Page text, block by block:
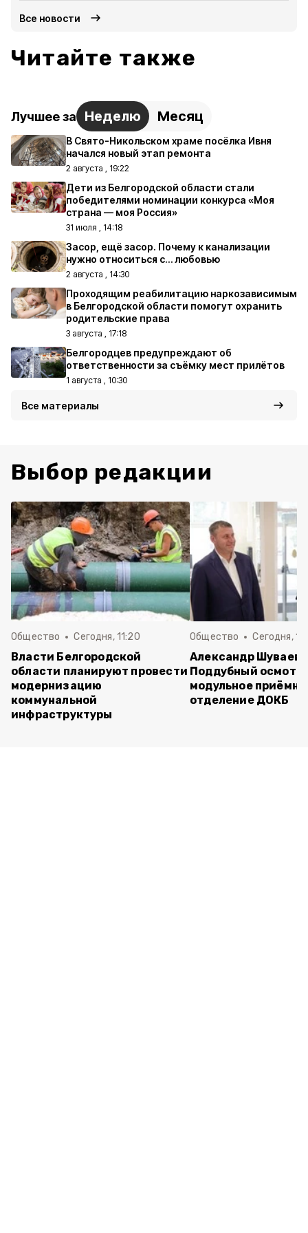
Все новости
Читайте также
Лучшее за Неделю Месяц
В Свято-Никольском храме посёлка Ивня
начался новый этап ремонта
2 августа , 19:22
Дети из Белгородской области стали
победителями номинации конкурса «Моя
страна — моя Россия»
31 июля , 14:18
Засор, ещё засор. Почему к канализации
нужно относиться с… любовью
2 августа , 14:30
Проходящим реабилитацию наркозависимым
в Белгородской области помогут охранить
родительские права
3 августа , 17:18
Белгородцев предупреждают об
ответственности за съёмку мест прилётов
1 августа , 10:30
Все материалы
Выбор редакции
Общество Сегодня, 11:20
Власти Белгородской
области планируют провести
модернизацию
коммунальной
инфраструктуры
Общество Сегодня,
Александр Шуваев
Поддубный
модульное
отделение ДОКБ